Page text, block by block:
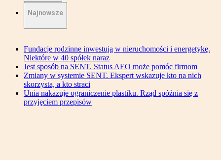
Najnowsze
Fundacje rodzinne inwestują w nieruchomości i energetykę.
Niektóre w 40 spółek naraz
Jest sposób na SENT. Status AEO może pomóc firmom
Zmiany w systemie SENT. Ekspert wskazuje kto na nich
skorzysta, a kto straci
Unia nakazuje ograniczenie plastiku. Rząd spóźnia się z
przyjęciem przepisów